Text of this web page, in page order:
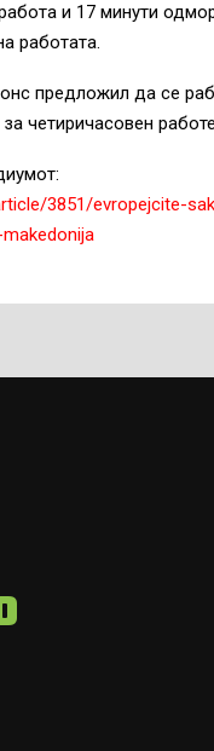
и 17 минути
работата.
предложил да се
за четиричасовен
3851/evropejcite-